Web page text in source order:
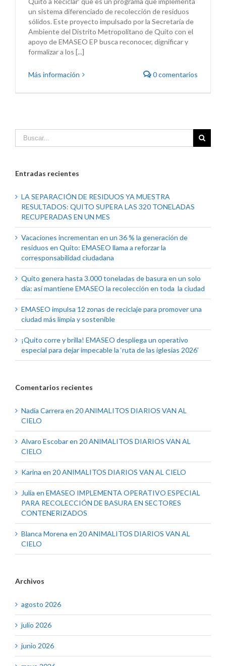
un sistema diferenciado de recolección de residuos
sólidos. Este proyecto impulsado por la Secretaría de
Ambiente del Distrito Metropolitano de Quito con el
apoyo de EMASEO EP busca reconocer, dignificar y
formalizar a los [...]
Más información 0 comentarios
Entradas recientes
LA SEPARACIÓN DE RESIDUOS YA MUESTRA
RESULTADOS: QUITO SUPERA LAS 320 TONELADAS
RECUPERADAS EN UN MES
Vacaciones incrementan en un 36 % la generación de
residuos en Quito: EMASEO llama a reforzar la
corresponsabilidad ciudadana
Quito genera hasta 3.000 toneladas de basura en un solo
día: así mantiene EMASEO la recolección en toda la ciudad
EMASEO impulsa 12 zonas de reciclaje para promover una
ciudad más limpia y sostenible
¡Quito corre y brilla! EMASEO despliega un operativo
especial para dejar impecable la ‘ruta de las iglesias 2026’
Comentarios recientes
Nadia Carrera en 20 ANIMALITOS DIARIOS VAN AL
CIELO
Alvaro Escobaren 20 ANIMALITOS DIARIOS VAN AL
CIELO
Karina en 20 ANIMALITOS DIARIOS VAN AL CIELO
Julia en EMASEO IMPLEMENTA OPERATIVO ESPECIAL
PARA RECOLECCIÓN DE BASURA EN SECTORES
CONTENERIZADOS
Blanca Morena en 20 ANIMALITOS DIARIOS VAN AL
CIELO
Archivos
agosto 2026
julio 2026
junio 2026